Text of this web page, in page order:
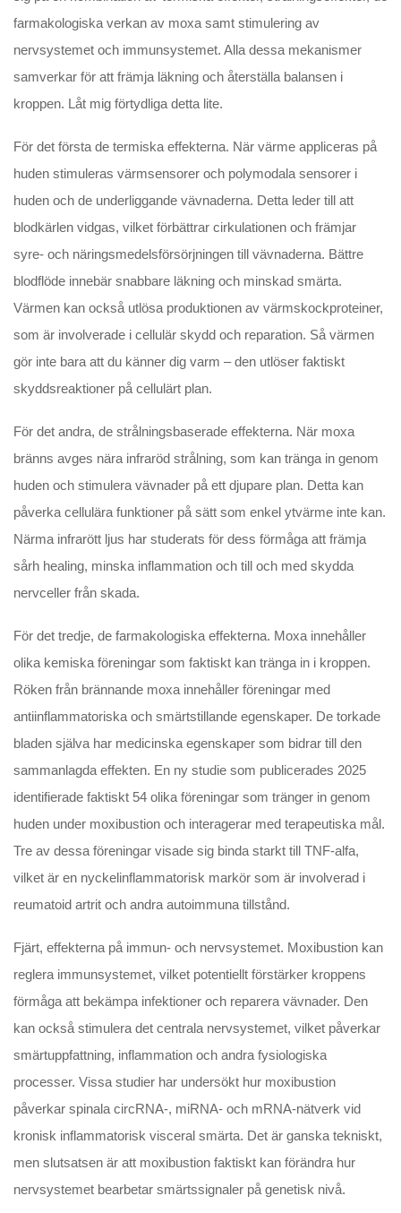
farmakologiska verkan av moxa samt stimulering av
nervsystemet och immunsystemet. Alla dessa mekanismer
samverkar för att främja läkning och återställa balansen i
kroppen. Låt mig förtydliga detta lite.
För det första de termiska effekterna. När värme appliceras på
huden stimuleras värmsensorer och polymodala sensorer i
huden och de underliggande vävnaderna. Detta leder till att
blodkärlen vidgas, vilket förbättrar cirkulationen och främjar
syre- och näringsmedelsförsörjningen till vävnaderna. Bättre
blodflöde innebär snabbare läkning och minskad smärta.
Värmen kan också utlösa produktionen av värmskockproteiner,
som är involverade i cellulär skydd och reparation. Så värmen
gör inte bara att du känner dig varm – den utlöser faktiskt
skyddsreaktioner på cellulärt plan.
För det andra, de strålningsbaserade effekterna. När moxa
bränns avges nära infraröd strålning, som kan tränga in genom
huden och stimulera vävnader på ett djupare plan. Detta kan
påverka cellulära funktioner på sätt som enkel ytvärme inte kan.
Närma infrarött ljus har studerats för dess förmåga att främja
sårh healing, minska inflammation och till och med skydda
nervceller från skada.
För det tredje, de farmakologiska effekterna. Moxa innehåller
olika kemiska föreningar som faktiskt kan tränga in i kroppen.
Röken från brännande moxa innehåller föreningar med
antiinflammatoriska och smärtstillande egenskaper. De torkade
bladen själva har medicinska egenskaper som bidrar till den
sammanlagda effekten. En ny studie som publicerades 2025
identifierade faktiskt 54 olika föreningar som tränger in genom
huden under moxibustion och interagerar med terapeutiska mål.
Tre av dessa föreningar visade sig binda starkt till TNF-alfa,
vilket är en nyckelinflammatorisk markör som är involverad i
reumatoid artrit och andra autoimmuna tillstånd.
Fjärt, effekterna på immun- och nervsystemet. Moxibustion kan
reglera immunsystemet, vilket potentiellt förstärker kroppens
förmåga att bekämpa infektioner och reparera vävnader. Den
kan också stimulera det centrala nervsystemet, vilket påverkar
smärtuppfattning, inflammation och andra fysiologiska
processer. Vissa studier har undersökt hur moxibustion
påverkar spinala circRNA-, miRNA- och mRNA-nätverk vid
kronisk inflammatorisk visceral smärta. Det är ganska tekniskt,
men slutsatsen är att moxibustion faktiskt kan förändra hur
nervsystemet bearbetar smärtssignaler på genetisk nivå.